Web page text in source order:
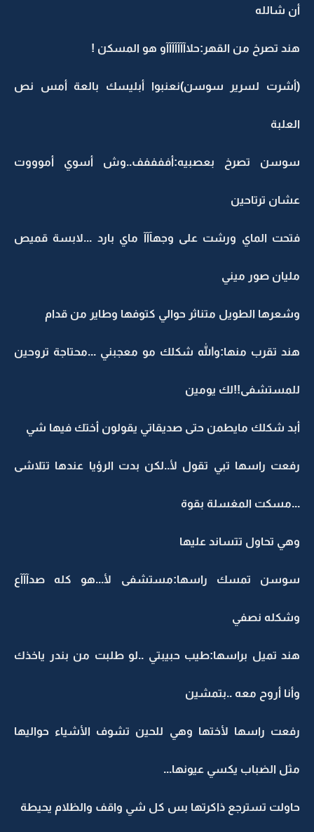
أن شالله
هند تصرخ من القهر:حلاآآآآآآآو هو المسكن !
(أشرت لسرير سوسن)نعنبوا أبليسك بالعة أمس نص
العلبة
سوسن تصرخ بعصبيه:أففففف..وش أسوي أموووت
عشان ترتاحين
فتحت الماي ورشت على وجهآآآ ماي بارد ...لابسة قميص
مليان صور ميني
وشعرها الطويل متناثر حوالي كتوفها وطاير من قدام
هند تقرب منها:والله شكلك مو معجبني ...محتاجة تروحين
للمستشفى!!لك يومين
أبد شكلك مايطمن حتى صديقاتي يقولون أختك فيها شي
رفعت راسها تبي تقول لأ..لكن بدت الرؤيا عندها تتلاشى
...مسكت المغسلة بقوة
وهي تحاول تتساند عليها
سوسن تمسك راسها:مستشفى لأ...هو كله صدآآآع
وشكله نصفي
هند تميل براسها:طيب حبيبتي ..لو طلبت من بندر ياخذك
وأنا أروح معه ..بتمشين
رفعت راسها لأختها وهي للحين تشوف الأشياء حواليها
مثل الضباب يكسي عيونها...
حاولت تسترجع ذاكرتها بس كل شي واقف والظلام يحيطة